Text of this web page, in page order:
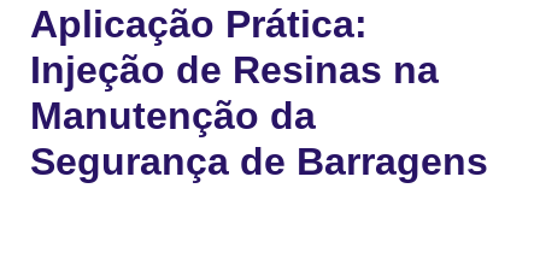
Aplicação Prática:
Injeção de Resinas na
Manutenção da
Segurança de Barragens